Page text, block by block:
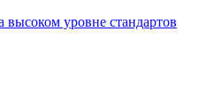
уровне стандартов